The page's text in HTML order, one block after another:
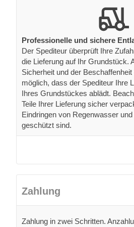
Professionelle und sichere
Der Spediteur überprüft Ihre
die Lieferung auf Ihr Grundstück.
Sicherheit und der
möglich, dass der Spediteur Ihre
Ihres Grundstückes ablädt.
Teile Ihrer Lieferung sicher
Eindringen von Regenwasser
geschützt sind.
Zahlung
Zahlung in zwei Schritten.